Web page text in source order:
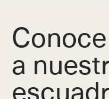
MD Marketing
Argentina
Conoce
a